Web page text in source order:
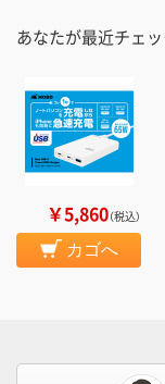
あなたが最近チェ
￥5,860（税込）
カゴへ